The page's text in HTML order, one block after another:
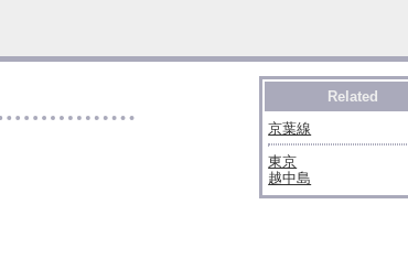
Related
京葉線
東京
越中島